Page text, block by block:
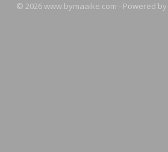
© 2026 www.bymaaike.com - Powered